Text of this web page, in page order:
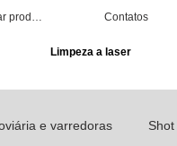
Contatos
Limpeza a laser
e varredoras